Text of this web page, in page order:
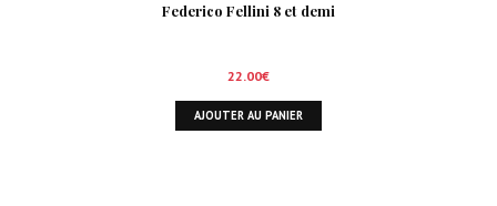
Federico Fellini 8 et demi
22.00€
AJOUTER AU PANIER